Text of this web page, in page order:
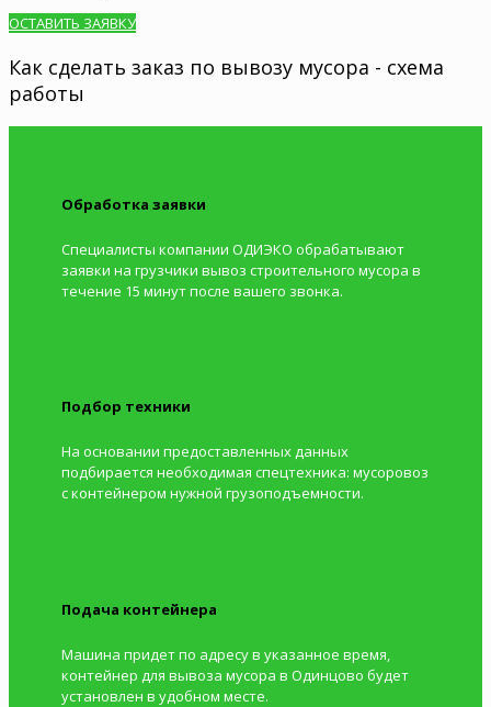
ОСТАВИТЬ ЗАЯВКУ
Как сделать заказ по вывозу мусора - схема
работы
Обработка заявки
Специалисты компании ОДИЭКО обрабатывают
заявки на грузчики вывоз строительного мусора в
течение 15 минут после вашего звонка.
Подбор техники
На основании предоставленных данных
подбирается необходимая спецтехника: мусоровоз
с контейнером нужной грузоподъемности.
Подача контейнера
Машина придет по адресу в указанное время,
контейнер для вывоза мусора в Одинцово будет
установлен в удобном месте.